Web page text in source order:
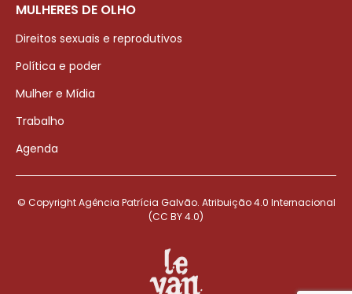
MULHERES DE OLHO
Direitos sexuais e reprodutivos
Política e poder
Mulher e Mídia
Trabalho
Agenda
© Copyright Agência Patrícia Galvão. Atribuição 4.0 Internacional
(CC BY 4.0)